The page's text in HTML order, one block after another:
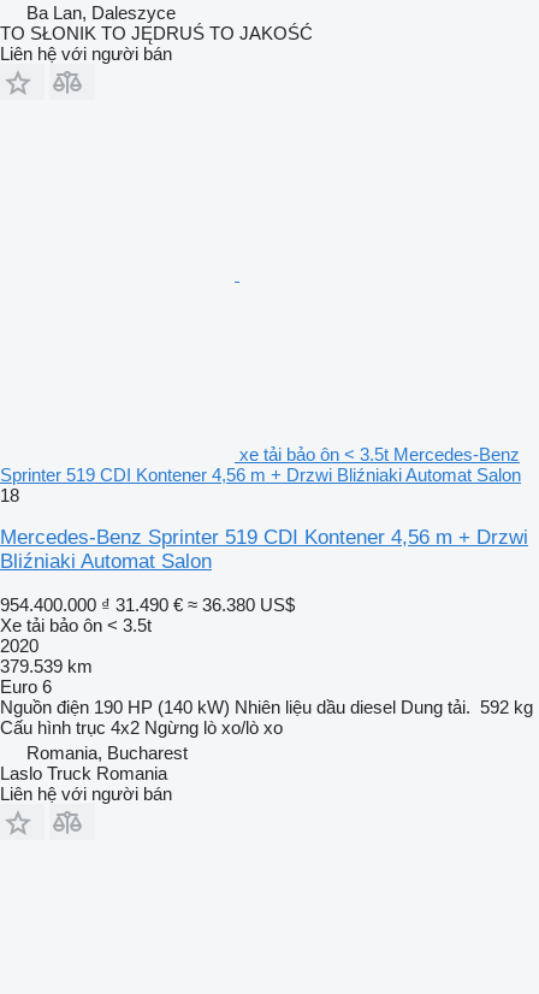
Ba Lan, Daleszyce
TO SŁONIK TO JĘDRUŚ TO JAKOŚĆ
Liên hệ với người bán
xe tải bảo ôn < 3.5t Mercedes-Benz
Sprinter 519 CDI Kontener 4,56 m + Drzwi Bliźniaki Automat Salon
18
Mercedes-Benz Sprinter 519 CDI Kontener 4,56 m + Drzwi
Bliźniaki Automat Salon
954.400.000 ₫ 31.490 € ≈ 36.380 US$
Xe tải bảo ôn < 3.5t
2020
379.539 km
Euro 6
Nguồn điện 190 HP (140 kW) Nhiên liệu dầu diesel Dung tải. 592 kg
Cấu hình trục 4x2 Ngừng lò xo/lò xo
Romania, Bucharest
Laslo Truck Romania
Liên hệ với người bán